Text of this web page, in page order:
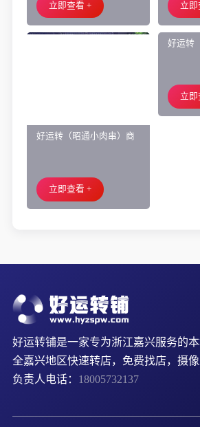
立即查看 +
立即
好运转（昭通小肉串）商
外摆、 房租2.2万/年
立即查看 +
好运转
小吃店
立即
好运转铺是一家专为浙江嘉兴服务的
全嘉兴地区快速转店，免费找店，摄像
负责人电话： 18005732137